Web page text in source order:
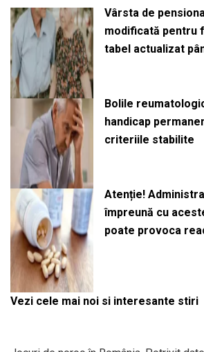
Vârsta de
modificată pentru
tabel actualizat
Bolile
handicap
criteriile stabilite
Atenție!
împreună cu
poate provoca
Vezi cele mai noi si interesante stiri